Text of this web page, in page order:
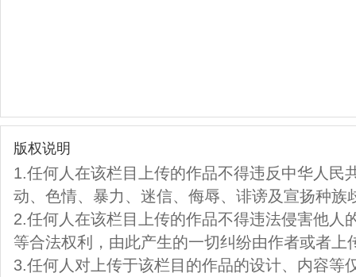
版权说明
1.任何人在该栏目上传的作品不得违反中华人民
动、色情、暴力、迷信、侮辱、诽谤及宣扬种族
2.任何人在该栏目上传的作品不得违法侵害他人
等合法权利，由此产生的一切纠纷由作者或者上
3.任何人对上传于该栏目的作品的设计、内容等